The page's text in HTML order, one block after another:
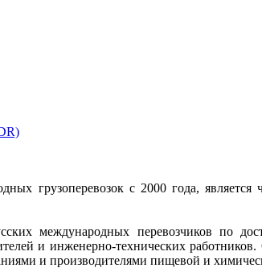
грузоперевозок с 2000 года,
международных перевозчиков по
и инженерно-технических
и производителями пищевой и